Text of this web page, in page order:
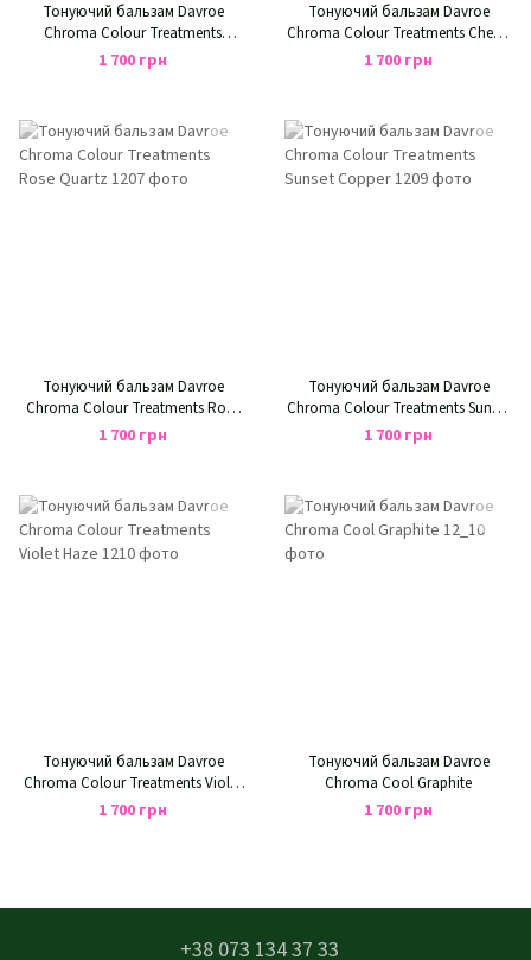
Тонуючий бальзам Davroe
Chroma Colour Treatments
Blushing Gold
1 700 грн
Тонуючий бальзам Davroe
Chroma Colour Treatments Cherry
Red Toner
1 700 грн
Тонуючий бальзам Davroe
Chroma Colour Treatments Rose
Quartz
1 700 грн
Тонуючий бальзам Davroe
Chroma Colour Treatments Sunset
Copper
1 700 грн
Тонуючий бальзам Davroe
Chroma Colour Treatments Violet
Haze
1 700 грн
Тонуючий бальзам Davroe
Chroma Cool Graphite
1 700 грн
+38 073 134 37 33